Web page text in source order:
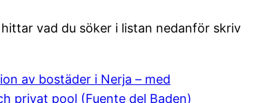
vad du söker i listan nedanför skriv